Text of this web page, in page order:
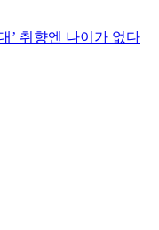
’ 취향엔 나이가 없다